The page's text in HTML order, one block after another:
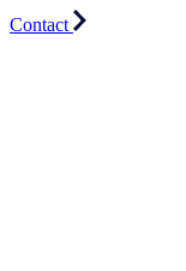
Contact